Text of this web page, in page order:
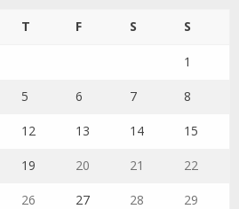
T F S S
1
5 6 7 8
12 13 14 15
19 20 21 22
26 27 28 29